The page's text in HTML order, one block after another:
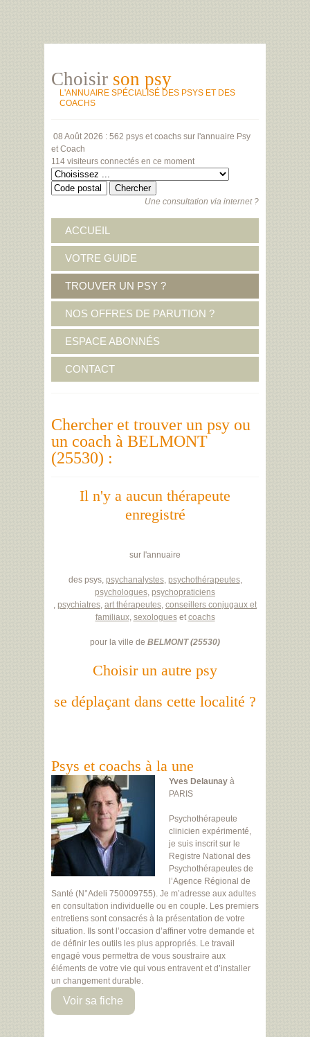
Choisir son psy
L'ANNUAIRE SPÉCIALISÉ DES PSYS ET DES
COACHS
08 Août 2026 : 562 psys et coachs sur l'annuaire Psy
et Coach
114 visiteurs connectés en ce moment
Une consultation via internet ?
ACCUEIL
VOTRE GUIDE
TROUVER UN PSY ?
NOS OFFRES DE PARUTION ?
ESPACE ABONNÉS
CONTACT
Chercher et trouver un psy ou
un coach à BELMONT
(25530) :
Il n'y a aucun thérapeute
enregistré
sur l'annuaire
des psys, psychanalystes, psychothérapeutes,
psychologues, psychopraticiens
, psychiatres, art thérapeutes, conseillers conjugaux et
familiaux, sexologuesetcoachs
pour la ville de BELMONT(25530)
Choisir un autre psy
se déplaçant dans cette localité ?
Psys et coachs à la une
Yves Delaunay à
PARIS
Psychothérapeute
clinicien expérimenté,
je suis inscrit sur le
Registre National des
Psychothérapeutes de
l’Agence Régional de
Santé (N°Adeli 750009755). Je m’adresse aux adultes
en consultation individuelle ou en couple. Les premiers
entretiens sont consacrés à la présentation de votre
situation. Ils sont l’occasion d’affiner votre demande et
de définir les outils les plus appropriés. Le travail
engagé vous permettra de vous soustraire aux
éléments de votre vie qui vous entravent et d’installer
un changement durable.
Voir sa fiche